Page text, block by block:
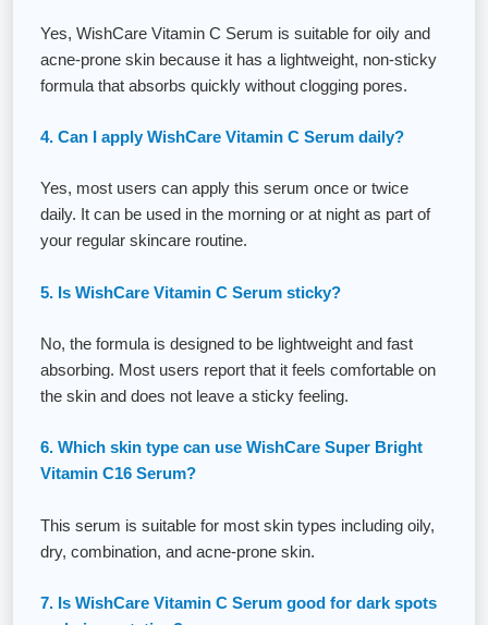
Yes, WishCare Vitamin C Serum is suitable for oily and
acne-prone skin because it has a lightweight, non-sticky
formula that absorbs quickly without clogging pores.
4. Can I apply WishCare Vitamin C Serum daily?
Yes, most users can apply this serum once or twice
daily. It can be used in the morning or at night as part of
your regular skincare routine.
5. Is WishCare Vitamin C Serum sticky?
No, the formula is designed to be lightweight and fast
absorbing. Most users report that it feels comfortable on
the skin and does not leave a sticky feeling.
6. Which skin type can use WishCare Super Bright
Vitamin C16 Serum?
This serum is suitable for most skin types including oily,
dry, combination, and acne-prone skin.
7. Is WishCare Vitamin C Serum good for dark spots